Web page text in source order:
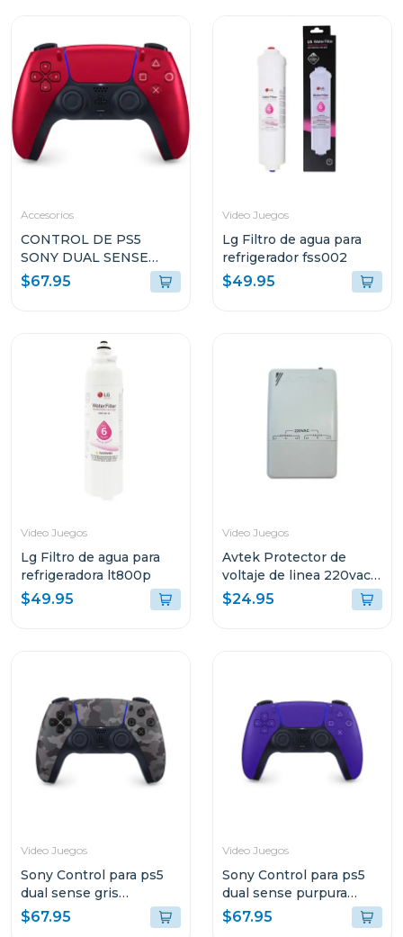
Accesorios
CONTROL DE PS5
SONY DUAL SENSE
COLOR VOLCANIC RED
CFIZCT1W
$67.95
Video Juegos
Lg Filtro de agua para
refrigerador fss002
$49.95
Video Juegos
Lg Filtro de agua para
refrigeradora lt800p
$49.95
Video Juegos
Avtek Protector de
voltaje de linea 220vac
cortacorriente pabb-
b230
$24.95
Video Juegos
Sony Control para ps5
dual sense gris
camuflaje
$67.95
Video Juegos
Sony Control para ps5
dual sense purpura
galactico
$67.95